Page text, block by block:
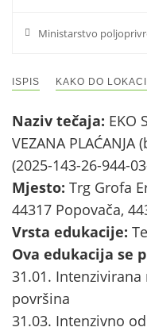
Ministarstvo
ISPIS KAKO DO
Naziv tečaja: EKO
VEZANA
(2025-143-26-944-
Mjesto: Trg Grofa
44317 Popovača,
Vrsta edukacije:
Ova edukacija se
31.01.
površina
31.03. Intenzivno